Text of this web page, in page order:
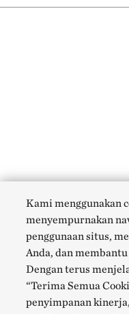
Kami menggunakan
menyempurnakan
penggunaan situs,
Anda, dan
Dengan terus
“Terima Semua
penyimpanan